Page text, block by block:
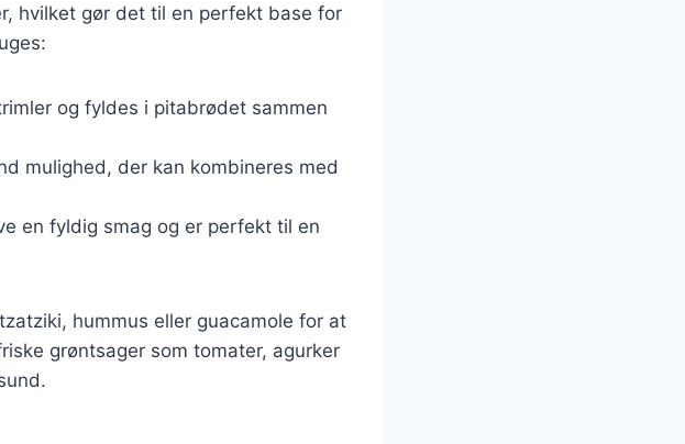
hvilket gør det til en perfekt base for
og fyldes i pitabrødet sammen
mulighed, der kan kombineres med
en fyldig smag og er perfekt til en
hummus eller guacamole for at
grøntsager som tomater, agurker